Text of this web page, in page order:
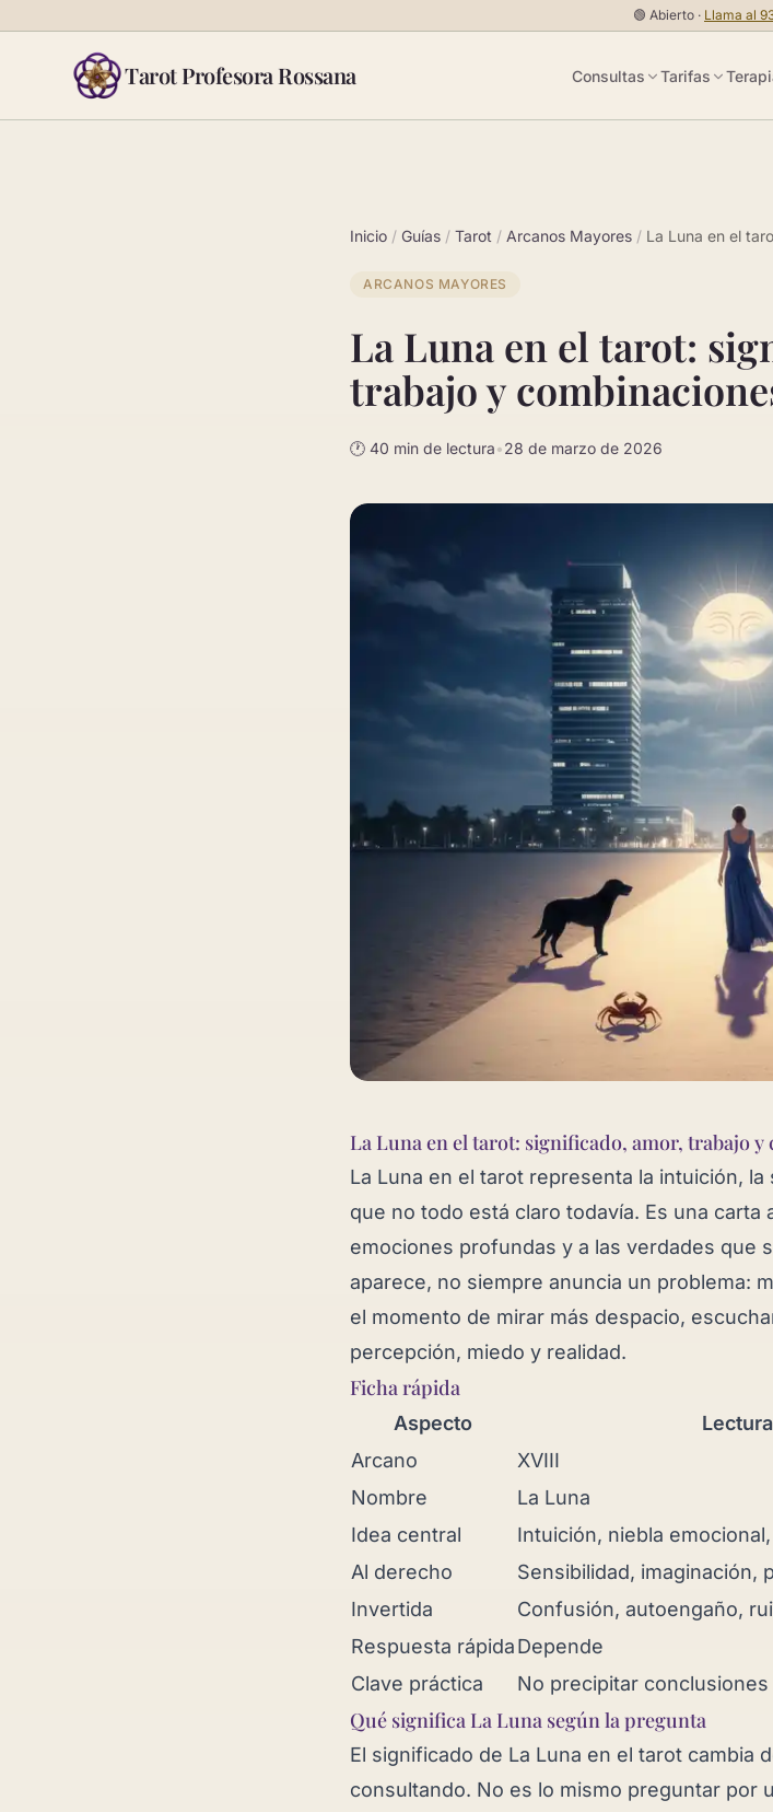
🟢 Abierto · Llama al
Tarot Profesora Rossana Consultas Tarifas
Inicio / Guías / Tarot / Arcanos Mayores / La Luna en el
ARCANOS MAYORES
La Luna en el tarot:
trabajo y
🕐 40 min de lectura•28 de marzo de 2026
La Luna en el tarot: significado, amor, trabajo y
La Luna en el tarot representa la intuición,
que no todo está claro todavía. Es una carta
emociones profundas y a las verdades que
aparece, no siempre anuncia un problema:
el momento de mirar más despacio,
percepción, miedo y realidad.
Ficha rápida
Aspecto
Arcano
XVIII
Nombre
La Luna
Idea central
Intuición, niebla
Al derecho
Sensibilidad, imaginación,
Invertida
Confusión, autoengaño,
Respuesta rápidaDepende
Clave práctica
No precipitar conclusiones
Qué significa La Luna según la pregunta
El significado de La Luna en el tarot cambia
consultando. No es lo mismo preguntar por